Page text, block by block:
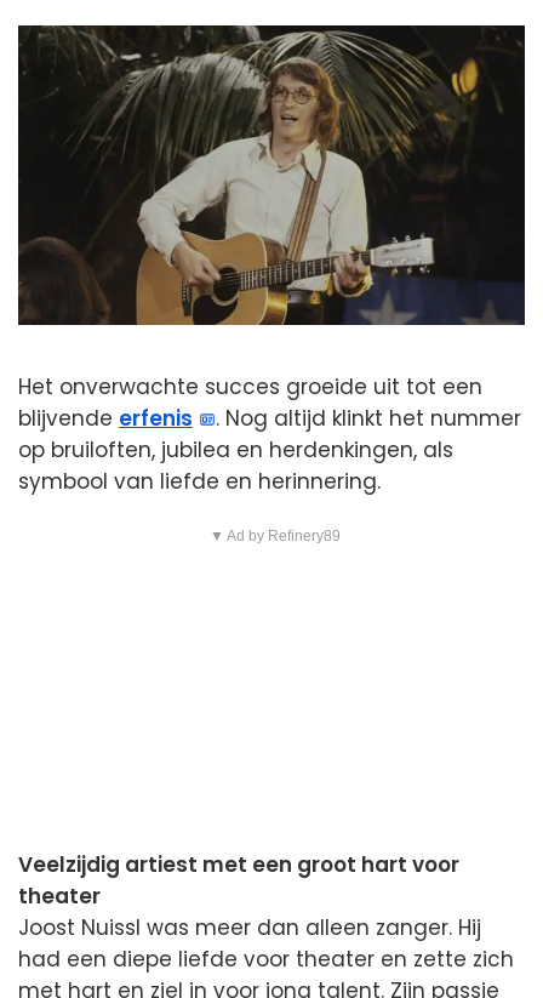
Het onverwachte succes groeide uit tot een
blijvende erfenis
. Nog altijd klinkt het nummer
op bruiloften, jubilea en herdenkingen, als
symbool van liefde en herinnering.
▼ Ad by Refinery89
Veelzijdig artiest met een groot hart voor
theater
Joost Nuissl was meer dan alleen zanger. Hij
had een diepe liefde voor theater en zette zich
met hart en ziel in voor jong talent. Zijn passie